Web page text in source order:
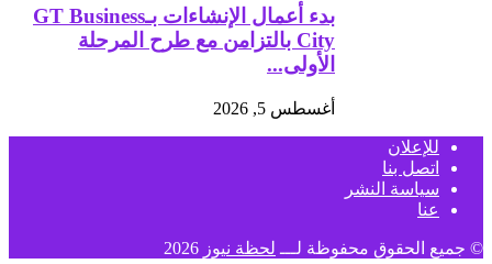
بدء أعمال الإنشاءات بـGT Business
City بالتزامن مع طرح المرحلة
الأولى...
أغسطس 5, 2026
للإعلان
اتصل بنا
سياسة النشر
عنا
© جميع الحقوق محفوظة لـــ لحظة نيوز